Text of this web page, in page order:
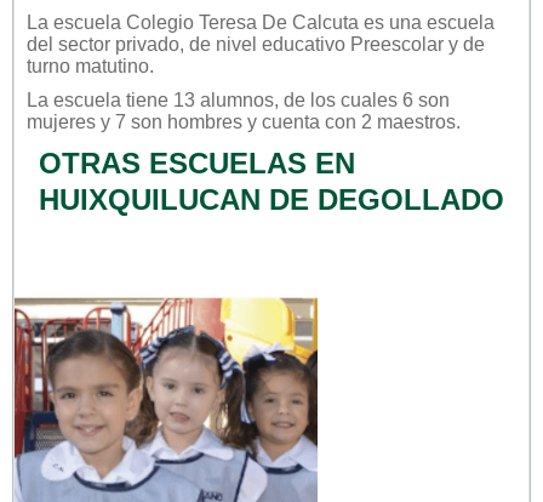
La escuela Colegio Teresa De Calcuta es una escuela
del sector privado, de nivel educativo Preescolar y de
turno matutino.
La escuela tiene 13 alumnos, de los cuales 6 son
mujeres y 7 son hombres y cuenta con 2 maestros.
OTRAS ESCUELAS EN
HUIXQUILUCAN DE DEGOLLADO